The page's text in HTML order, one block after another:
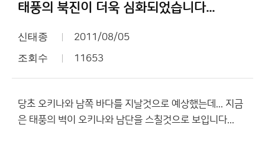
태풍의 북진이 더욱 심화되었습니다...
신태종 2011/08/05
조회수 11653
당초 오키나와 남쪽 바다를 지날것으로 예상했는데... 지금
은 태풍의 벽이 오키나와 남단을 스칠것으로 보입니다...